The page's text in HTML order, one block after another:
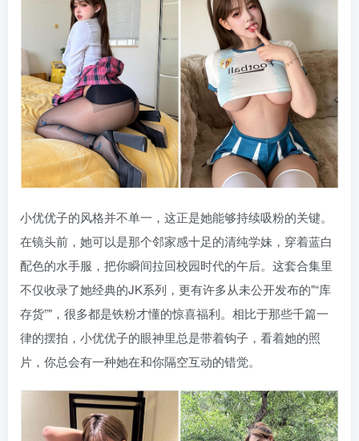
小优优子的风格并不单一，这正是她能够持续吸粉的关键。
在镜头前，她可以是那个邻家感十足的清纯学妹，穿着蓝白
配色的水手服，把你瞬间拉回校园时代的午后。这套合集里
不仅收录了她经典的JK系列，更有许多从未公开发布的 “库
存货” ，很多都是铁粉才懂的惊喜福利。相比于那些千篇一
律的摆拍，小优优子的眼神里总是带着钩子，看着她的照
片，你总会有一种她在和你隔空互动的错觉。